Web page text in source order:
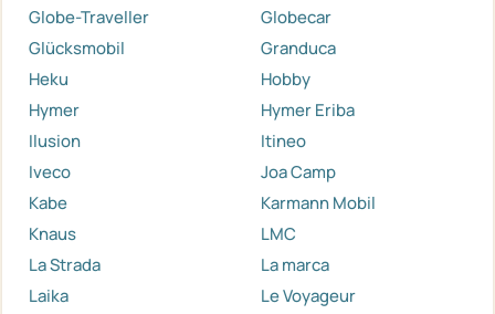
Globe-Traveller
Globecar
Glücksmobil
Granduca
Heku
Hobby
Hymer
Hymer Eriba
Ilusion
Itineo
Iveco
Joa Camp
Kabe
Karmann Mobil
Knaus
LMC
La Strada
La marca
Laika
Le Voyageur